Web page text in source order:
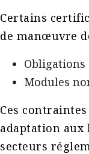
Certains
de manœuvre
Modules
Ces
adaptation aux
secteurs